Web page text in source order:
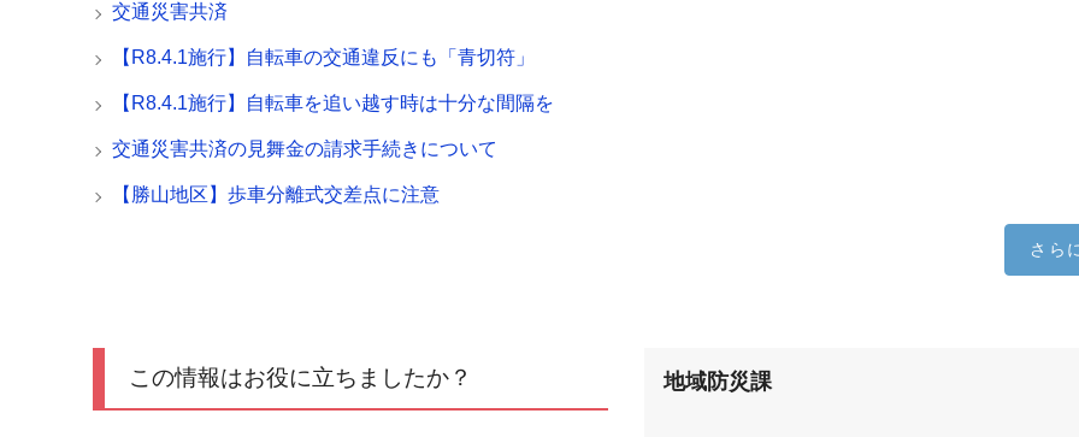
交通災害共済
【R8.4.1施行】自転車の交通違反にも「青切符」
【R8.4.1施行】自転車を追い越す時は十分な間隔を
交通災害共済の見舞金の請求手続きについて
【勝山地区】歩車分離式交差点に注意
さら
この情報はお役に立ちましたか？ 地域防災課